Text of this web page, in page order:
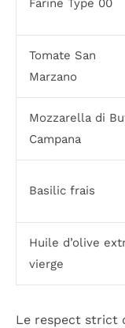
Farine Type 00
Tomate San
Marzano
Mozzarella di
Campana
Basilic frais
Huile d’olive
vierge
Le respect strict